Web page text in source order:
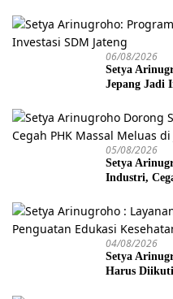
06/08/2026
Setya
Jepang Jadi
05/08/2026
Setya
Industri,
04/08/2026
Setya
Harus Diikuti